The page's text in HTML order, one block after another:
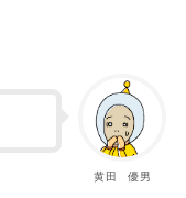
黄田 優男